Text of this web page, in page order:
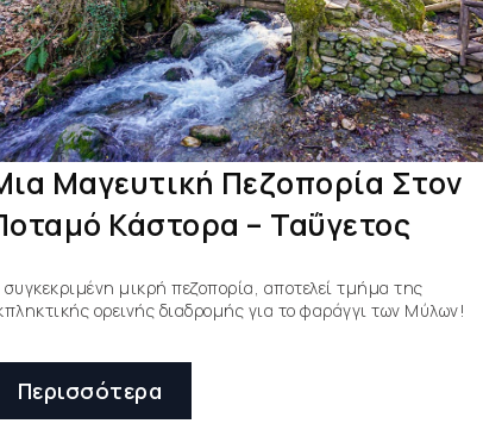
Μαγευτική Πεζοπορία Στον
Κάστορα – Ταΰγετος
μικρή πεζοπορία, αποτελεί τμήμα της
ορεινής διαδρομής για το φαράγγι των Μύλων!
Περισσότερα